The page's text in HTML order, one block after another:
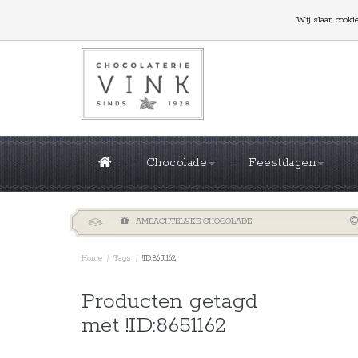
GROTE OPLAGES NODIG? NEEM CONTACT MET
Chocolade Feestdagen
AMBACHTELIJKE CHOCOLADE
Home / Tags / !ID:8651162
Producten getagd
met !ID:8651162
Wij slaan